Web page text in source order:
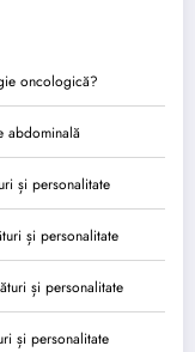
oncologică?
abdominală
și personalitate
și personalitate
și personalitate
și personalitate